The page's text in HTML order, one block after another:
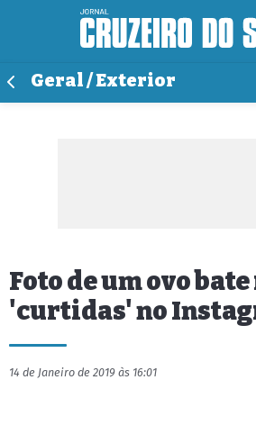
Geral / Exterior
Foto de um ovo
'curtidas' no
14 de Janeiro de 2019 às 16:01